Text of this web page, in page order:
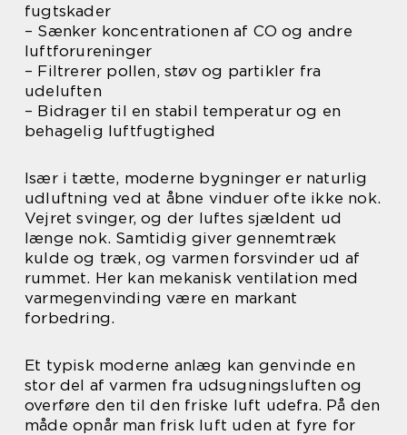
fugtskader
– Sænker koncentrationen af CO og andre
luftforureninger
– Filtrerer pollen, støv og partikler fra
udeluften
– Bidrager til en stabil temperatur og en
behagelig luftfugtighed
Især i tætte, moderne bygninger er naturlig
udluftning ved at åbne vinduer ofte ikke nok.
Vejret svinger, og der luftes sjældent ud
længe nok. Samtidig giver gennemtræk
kulde og træk, og varmen forsvinder ud af
rummet. Her kan mekanisk ventilation med
varmegenvinding være en markant
forbedring.
Et typisk moderne anlæg kan genvinde en
stor del af varmen fra udsugningsluften og
overføre den til den friske luft udefra. På den
måde opnår man frisk luft uden at fyre for